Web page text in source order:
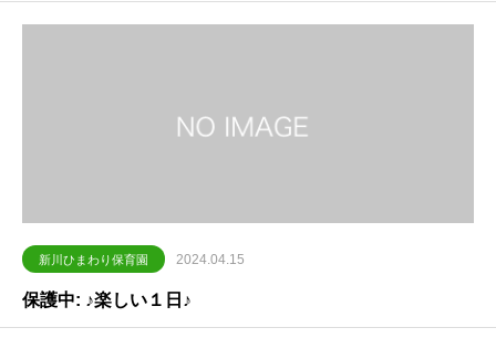
新川ひまわり保育園 2024.04.15
保護中: ♪楽しい１日♪